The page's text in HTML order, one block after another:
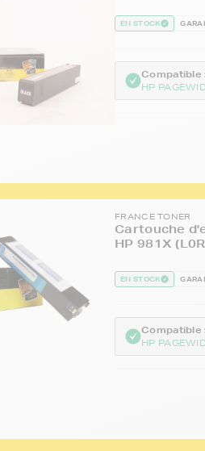
EN STOCK
Compatible
HP
FRANCE TONER
Cartouche
HP 981X
EN STOCK
Compatible
HP